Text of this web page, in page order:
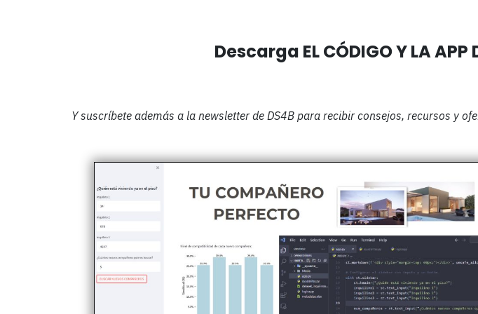
Descarga EL CÓDIGO Y LA APP
Y suscríbete además a la newsletter de DS4B para recibir consejos, recursos y